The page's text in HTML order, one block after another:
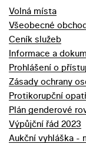
Volná místa
Všeobecné
Ceník služeb
Informace a
Prohlášení o
Zásady ochrany
Protikorupční
Plán genderové
Výpůjční řád 2023
Aukční vyhláška -